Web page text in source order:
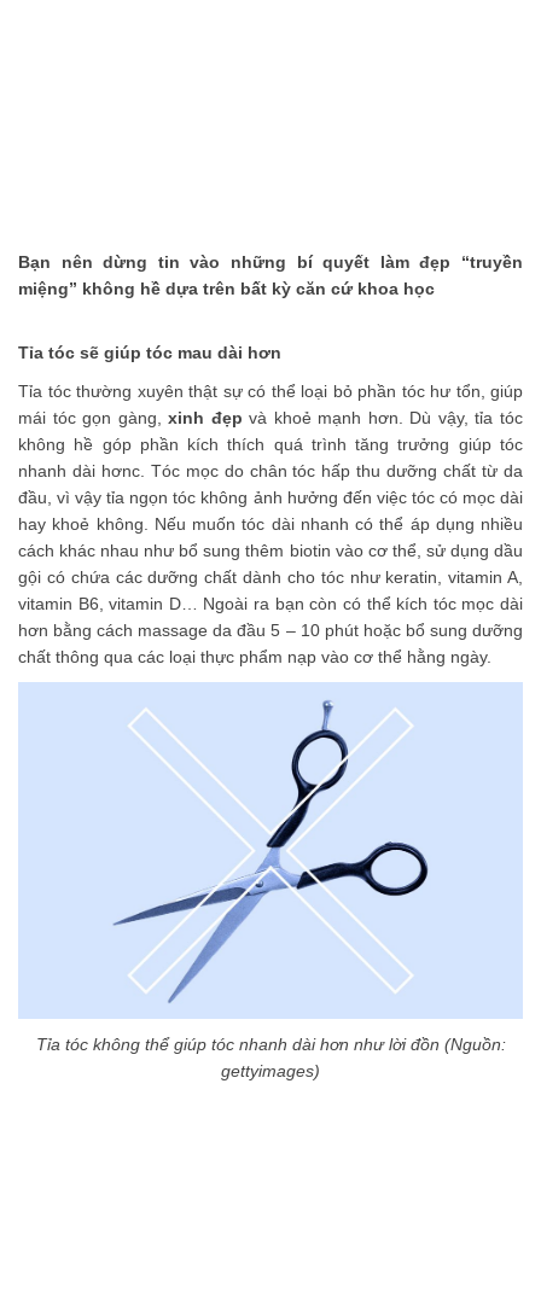
Thái Lan
Bạn nên dừng tin vào những bí quyết làm đẹp “truyền
miệng” không hề dựa trên bất kỳ căn cứ khoa học
Tỉa tóc sẽ giúp tóc mau dài hơn
Tỉa tóc thường xuyên thật sự có thể loại bỏ phần tóc hư tổn, giúp
mái tóc gọn gàng,xinh đẹp và khoẻ mạnh hơn. Dù vậy, tỉa tóc
không hề góp phần kích thích quá trình tăng trưởng giúp tóc
nhanh dài hơnc. Tóc mọc do chân tóc hấp thu dưỡng chất từ da
đầu, vì vậy tỉa ngọn tóc không ảnh hưởng đến việc tóc có mọc dài
hay khoẻ không. Nếu muốn tóc dài nhanh có thể áp dụng nhiều
cách khác nhau như bổ sung thêm biotin vào cơ thể, sử dụng dầu
gội có chứa các dưỡng chất dành cho tóc như keratin, vitamin A,
vitamin B6, vitamin D… Ngoài ra bạn còn có thể kích tóc mọc dài
hơn bằng cách massage da đầu 5 – 10 phút hoặc bổ sung dưỡng
chất thông qua các loại thực phẩm nạp vào cơ thể hằng ngày.
Tỉa tóc không thể giúp tóc nhanh dài hơn như lời đồn (Nguồn:
gettyimages)